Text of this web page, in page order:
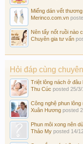
Miếng dán vết thương
Merinco.com.vn
Nên tẩy nốt ruồi nào
Chuyên gia tư vấn
Hỏi đáp cùng
Triệt lông nách ở đâu
Thu Cúc posted 25/3/
Công nghệ phun lông
Xuân Hương posted
Phun môi xong nên
Thảo My posted 14/